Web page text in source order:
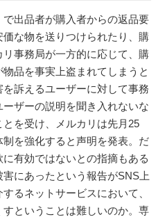
で出品者が購入者からの返品要
な物を送りつけられたり、購
事務局が一方的に応じて、購
品を事実上盗まれてしまうと
を訴えるユーザーに対して事務
ザーの説明を聞き入れないな
を受け、メルカリは先月25
を強化すると声明を発表。だ
有効ではないとの指摘もある
にあったという報告がSNS上
るネットサービスにおいて、
ということは難しいのか。専